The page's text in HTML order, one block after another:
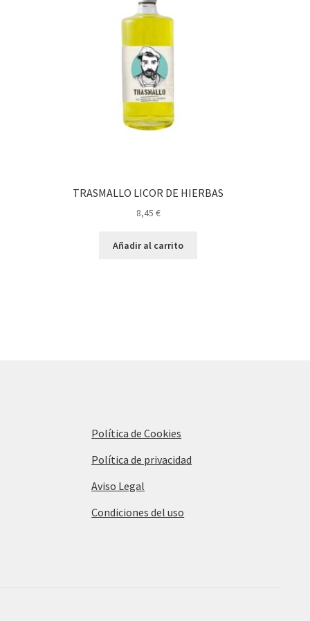
TRASMALLO LICOR DE HIERBAS
8,45 €
Añadir al carrito
Política de Cookies
Política de privacidad
Aviso Legal
Condiciones del uso